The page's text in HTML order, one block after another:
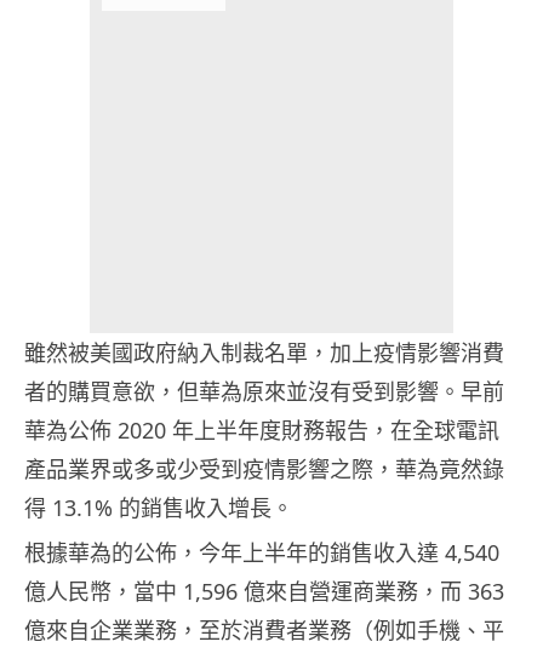
雖然被美國政府納入制裁名單，加上疫情影響消費
者的購買意欲，但華為原來並沒有受到影響。早前
華為公佈 2020 年上半年度財務報告，在全球電訊
產品業界或多或少受到疫情影響之際，華為竟然錄
得 13.1% 的銷售收入增長。
根據華為的公佈，今年上半年的銷售收入達 4,540
億人民幣，當中 1,596 億來自營運商業務，而 363
億來自企業業務，至於消費者業務（例如手機、平